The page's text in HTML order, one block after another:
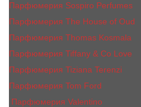
Парфюмерия Sospiro Perfumes
Парфюмерия The House of Oud
Парфюмерия Thomas Kosmala
Парфюмерия Tiffany & Co Love
Парфюмерия Tiziana Terenzi
Парфюмерия Tom Ford
Парфюмерия Valentino